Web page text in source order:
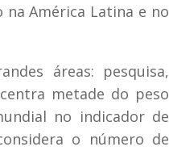
América Latina e no
áreas: pesquisa,
metade do peso
no indicador de
o número de